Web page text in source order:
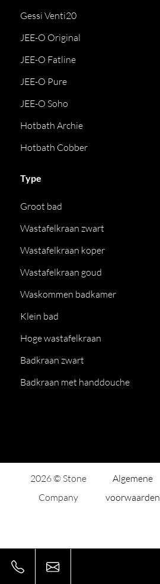
Gessi Venti20
JEE-O Original
JEE-O Fatline
JEE-O Pure
JEE-O Soho
Hotbath Archie
Hotbath Cobber
Type
Groot bad
Wastafelkraan zwart
Wastafelkraan koper
Wastafelkraan goud
Waskommen badkamer
Klein bad
Hoge wastafelkraan
Badkraan zwart
Badkraan met handdouche
2026 © Stone
Company
Algemene
voorwaarden